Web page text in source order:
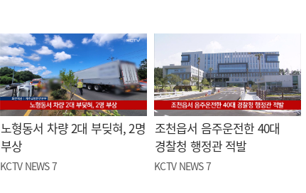
노형동서 차량 2대 부딪혀, 2명
부상
KCTV NEWS 7
조천읍서 음주운전한 40대
경찰청 행정관 적발
KCTV NEWS 7